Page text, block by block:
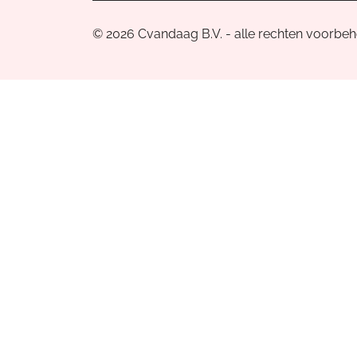
© 2026 Cvandaag B.V. - alle rechten